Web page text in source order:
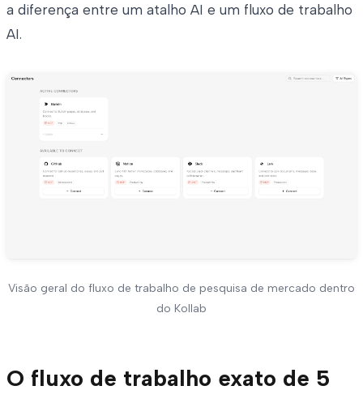
a diferença entre um atalho AI e um fluxo de trabalho
AI.
Visão geral do fluxo de trabalho de pesquisa de mercado dentro
do Kollab
O fluxo de trabalho exato de 5